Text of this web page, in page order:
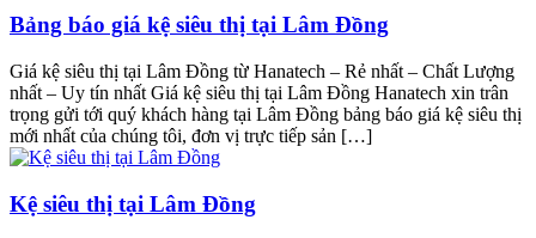
Bảng báo giá kệ siêu thị tại Lâm Đồng
Giá kệ siêu thị tại Lâm Đồng từ Hanatech – Rẻ nhất – Chất Lượng
nhất – Uy tín nhất Giá kệ siêu thị tại Lâm Đồng Hanatech xin trân
trọng gửi tới quý khách hàng tại Lâm Đồng bảng báo giá kệ siêu thị
mới nhất của chúng tôi, đơn vị trực tiếp sản […]
Kệ siêu thị tại Lâm Đồng